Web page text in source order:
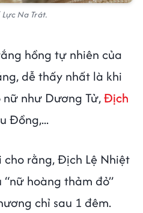
Na Trát.
hồng tự nhiên của
dễ thấy nhất là khi
như Dương Tử,Địch
Đồng,...
rằng, Địch Lệ Nhiệt
hoàng thảm đỏ”
chỉ sau 1 đêm.